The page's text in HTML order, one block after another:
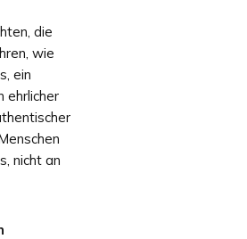
die
wie
ein
ehrlicher
nicht an